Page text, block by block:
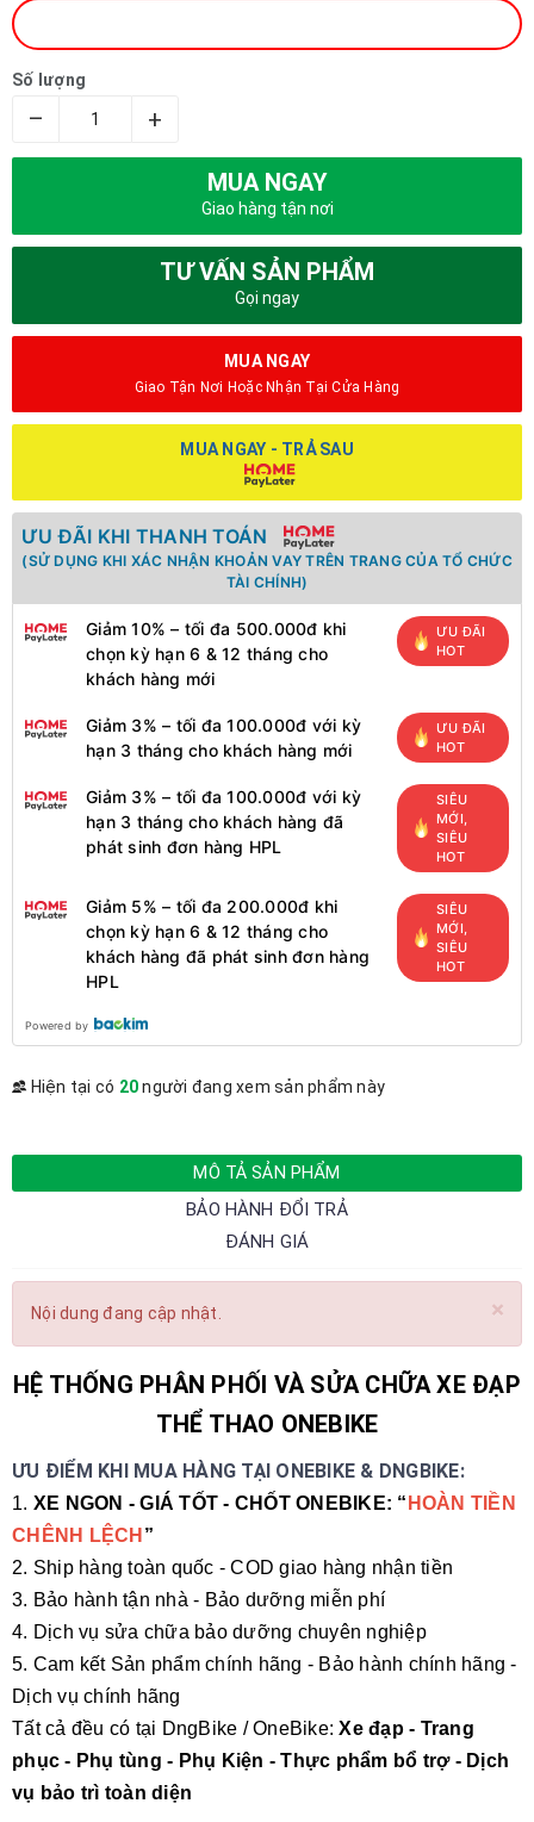
Số lượng
– +
MUA NGAY
Giao hàng tận nơi
TƯ VẤN SẢN PHẨM
Gọi ngay
MUA NGAY
Giao Tận Nơi Hoặc Nhận Tại Cửa Hàng
MUA NGAY - TRẢ SAU
ƯU ĐÃI KHI THANH TOÁN
(SỬ DỤNG KHI XÁC NHẬN KHOẢN VAY TRÊN TRANG CỦA TỔ CHỨC
TÀI CHÍNH)
Giảm 10% – tối đa 500.000đ khi
chọn kỳ hạn 6 & 12 tháng cho
khách hàng mới
ƯU ĐÃI
HOT
Giảm 3% – tối đa 100.000đ với kỳ
hạn 3 tháng cho khách hàng mới
ƯU ĐÃI
HOT
Giảm 3% – tối đa 100.000đ với kỳ
hạn 3 tháng cho khách hàng đã
phát sinh đơn hàng HPL
SIÊU
MỚI,
SIÊU
HOT
Giảm 5% – tối đa 200.000đ khi
chọn kỳ hạn 6 & 12 tháng cho
khách hàng đã phát sinh đơn hàng
HPL
SIÊU
MỚI,
SIÊU
HOT
Powered by
Hiện tại có 20người đang xem sản phẩm này
MÔ TẢ SẢN PHẨM
BẢO HÀNH ĐỔI TRẢ
ĐÁNH GIÁ
×
Nội dung đang cập nhật.
HỆ THỐNG PHÂN PHỐI VÀ SỬA CHỮA XE ĐẠP
THỂ THAO ONEBIKE
ƯU ĐIỂM KHI MUA HÀNG TẠI ONEBIKE & DNGBIKE:
1. XE NGON - GIÁ TỐT - CHỐT ONEBIKE: “ HOÀN TIỀN
CHÊNH LỆCH ”
2. Ship hàng toàn quốc - COD giao hàng nhận tiền
3. Bảo hành tận nhà - Bảo dưỡng miễn phí
4. Dịch vụ sửa chữa bảo dưỡng chuyên nghiệp
5. Cam kết Sản phẩm chính hãng - Bảo hành chính hãng -
Dịch vụ chính hãng
Tất cả đều có tại DngBike / OneBike: Xe đạp - Trang
phục - Phụ tùng - Phụ Kiện - Thực phẩm bổ trợ - Dịch
vụ bảo trì toàn diện